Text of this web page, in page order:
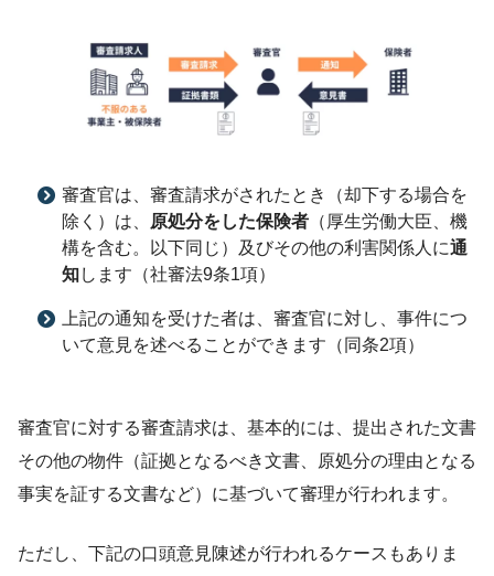
審査官は、審査請求がされたとき（却下する場合を
除く）は、
原処分をした保険者 （厚生労働大臣、機
構を含む。以下同じ）及びその他の利害関係人に通
知します（社審法9条1項）
上記の通知を受けた者は、審査官に対し、事件につ
いて意見を述べることができます（同条2項）
審査官に対する審査請求は、基本的には、提出された文書
その他の物件（証拠となるべき文書、原処分の理由となる
事実を証する文書など）に基づいて審理が行われます。
ただし、下記の口頭意見陳述が行われるケースもありま